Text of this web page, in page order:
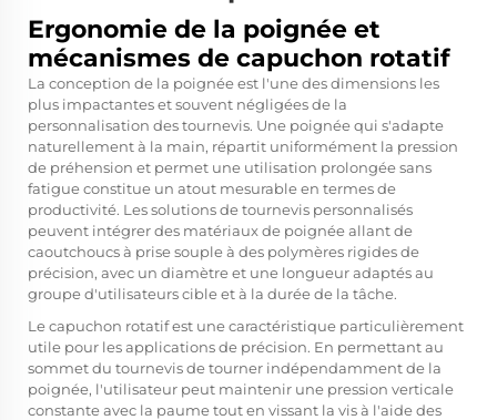
Ergonomie de la poignée et
mécanismes de capuchon rotatif
La conception de la poignée est l'une des dimensions les
plus impactantes et souvent négligées de la
personnalisation des tournevis. Une poignée qui s'adapte
naturellement à la main, répartit uniformément la pression
de préhension et permet une utilisation prolongée sans
fatigue constitue un atout mesurable en termes de
productivité. Les solutions de tournevis personnalisés
peuvent intégrer des matériaux de poignée allant de
caoutchoucs à prise souple à des polymères rigides de
précision, avec un diamètre et une longueur adaptés au
groupe d'utilisateurs cible et à la durée de la tâche.
Le capuchon rotatif est une caractéristique particulièrement
utile pour les applications de précision. En permettant au
sommet du tournevis de tourner indépendamment de la
poignée, l'utilisateur peut maintenir une pression verticale
constante avec la paume tout en vissant la vis à l'aide des